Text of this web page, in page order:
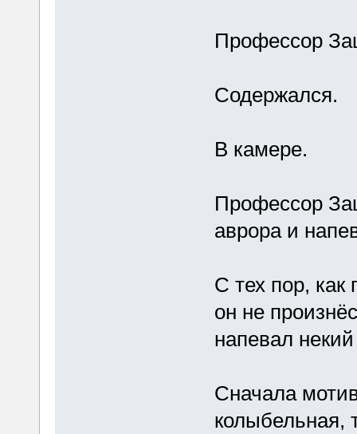
Профессор
Содержался.
В камере.
Профессор
аврора и
С тех пор,
он не
напевал
Сначала
колыбельная,